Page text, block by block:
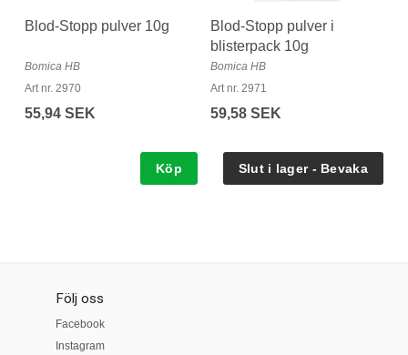
Blod-Stopp pulver 10g
Bomica HB
Art nr. 2970
55,94 SEK
Köp
Blod-Stopp pulver i
blisterpack 10g
Bomica HB
Art nr. 2971
59,58 SEK
Följ oss
Facebook
Instagram